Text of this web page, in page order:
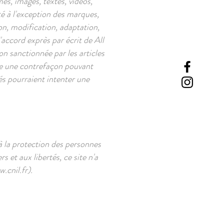
à l'exception des marques,
modification, adaptation,
exprès par écrit de All
sanctionnée par les articles
contrefaçon pouvant
pourraient intenter une
protection des personnes
et aux libertés, ce site n'a
).